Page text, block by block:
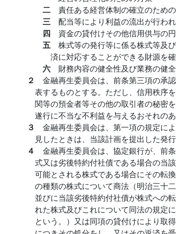
二 責任ある経営体制の確立のため
三 配当等により利益の流出が行わ
四 資金の貸付けその他信用供与の
五 株式等の発行等に係る株式等及
済に対応することができる財源を
六 財務内容の健全性及び業務の健
２ 金融再生委員会は、前条第三項の承
表するものとする。ただし、信用秩序
関等の預金者等その他の取引者の秘密
遂行に不当な不利益を与えるおそれの
３ 金融再生委員会は、第一項の規定に
見したときは、当該計画を提出した発
４ 金融再生委員会は、協定銀行が、前
式又は劣後特約付社債である場合の当
可能とされる株式である場合にその転
の種類の株式について商法（明治三十
並びに当該劣後特約付社債が株式への
れた株式及びこれについて同法の規定
という。）又は同項の貸付けにより取